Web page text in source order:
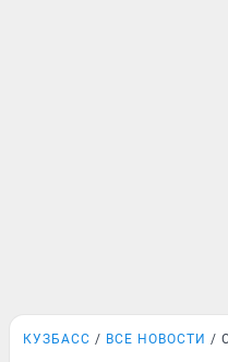
КУЗБАСС ВСЕ НОВОСТИ